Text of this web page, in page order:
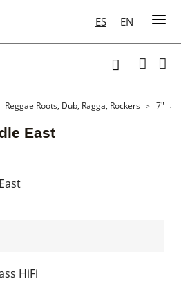
ES EN

Reggae Roots, Dub, Ragga, Rockers 7"
East
HiFi